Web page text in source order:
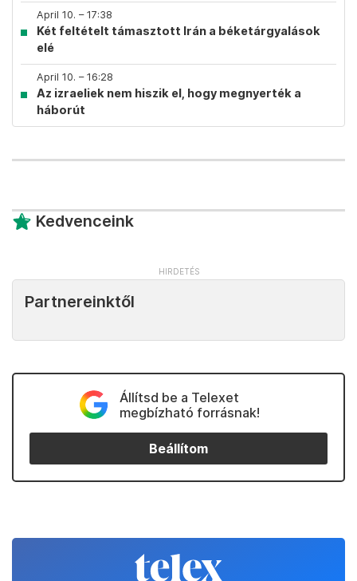
April 10. – 17:38
Két feltételt támasztott Irán a béketárgyalások
elé
April 10. – 16:28
Az izraeliek nem hiszik el, hogy megnyerték a
háborút
Kedvenceink
Partnereinktől
Állítsd be a Telexet
megbízható forrásnak!
Beállítom